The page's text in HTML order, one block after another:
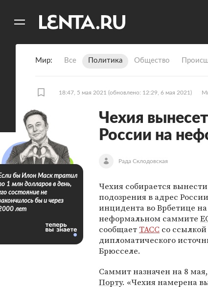
Мир Все Политика Общество
18:47, 5 мая 2021 (обновлено: 12:29, 6 мая 2021)
Чехия
России на
Рада Склодовская
Чехия собирается
подозрения в адрес
инцидента во Врбетице на
неформальном саммите
сообщает ТАСС со
дипломатического
Брюсселе.
Саммит назначен на 8
Порту. «Чехия намерена
бы Илон Маск тратил
1 млн долларов в день,
состояние не
бы и через
лет